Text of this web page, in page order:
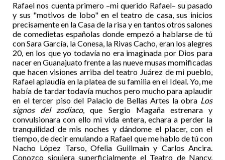
Rafael nos cuenta primero –mi querido Rafael– su pasado
y sus "motivos de lobo" en el teatro de casa, sus inicios
precisamente en la Casa de la risa y en tantos otros salones
de comedietas españolas donde empezó a hablarse de tú
con Sara García, la Conesa, la Rivas Cacho, eran los alegres
20, en los que yo todavía no era imaginada por Dios para
nacer en Guanajuato frente a las nueve musas momificadas
que hacen visiones arriba del teatro Juárez de mi pueblo,
Rafael aplaudía en la platea de su familia en el Ideal. Yo, me
había de tardar todavía muchos pero mucho para aplaudir
en el tercer piso del Palacio de Bellas Artes la obra Los
signos del zodiaco, que Sergio Magaña estrenara y
convulsionara con ello mi vida entera, echara a perder la
tranquilidad de mis noches y dándome el placer, con el
tiempo, de decir emulando a Rafael que me hablo de tú con
Nacho López Tarso, Ofelia Guillmain y Carlos Ancira.
Conozco siquiera superficialmente el Teatro de Nancy,